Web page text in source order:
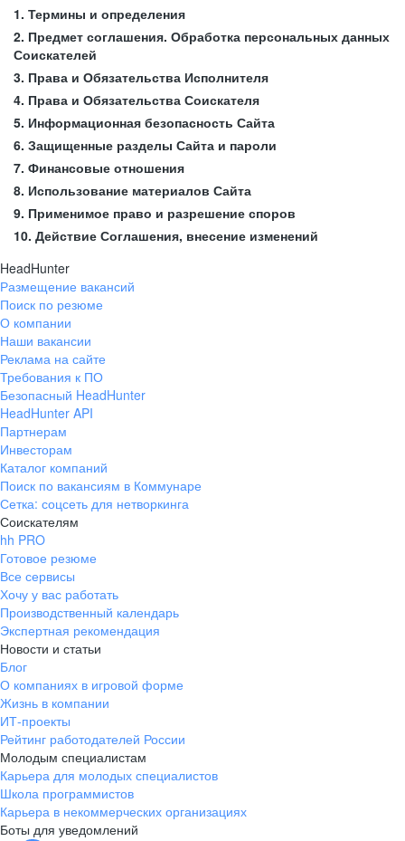
1. Термины и определения
2. Предмет соглашения. Обработка персональных данных
Соискателей
3. Права и Обязательства Исполнителя
4. Права и Обязательства Соискателя
5. Информационная безопасность Сайта
6. Защищенные разделы Сайта и пароли
7. Финансовые отношения
8. Использование материалов Сайта
9. Применимое право и разрешение споров
10. Действие Соглашения, внесение изменений
HeadHunter
Размещение вакансий
Поиск по резюме
О компании
Наши вакансии
Реклама на сайте
Требования к ПО
Безопасный HeadHunter
HeadHunter API
Партнерам
Инвесторам
Каталог компаний
Поиск по вакансиям в Коммунаре
Сетка: соцсеть для нетворкинга
Соискателям
hh PRO
Готовое резюме
Все сервисы
Хочу у вас работать
Производственный календарь
Экспертная рекомендация
Новости и статьи
Блог
О компаниях в игровой форме
Жизнь в компании
ИТ-проекты
Рейтинг работодателей России
Молодым специалистам
Карьера для молодых специалистов
Школа программистов
Карьера в некоммерческих организациях
Боты для уведомлений